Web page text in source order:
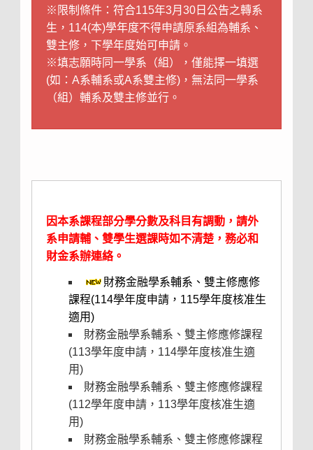
※限制條件：符合115年3月30日公告之轉系
生，114(本)學年度不得申請原系組為輔系、
雙主修，下學年度始可申請。
※填志願時同一學系（組），僅能擇一填選
(如：A系輔系或A系雙主修)，無法同一學系
（組）輔系及雙主修並行。
因本系課程部分學分數及科目有調動，請外
系申請輔、雙學生選課時如不清楚，務必和
財金系辦連絡。
財務金融學系輔系、雙主修應修
課程(114學年度申請，115學年度核准生
適用)
財務金融學系輔系、雙主修應修課程
(113學年度申請，114學年度核准生適
用)
財務金融學系輔系、雙主修應修課程
(112學年度申請，113學年度核准生適
用)
財務金融學系輔系、雙主修應修課程